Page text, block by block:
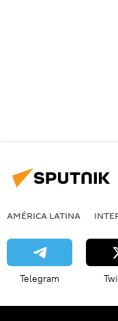
AMÉRICA LATINA
Telegram